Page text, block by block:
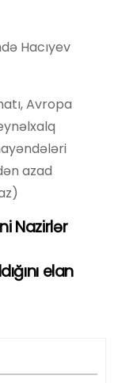
Hacıyev
Avropa
azad
Nazirlər
elan